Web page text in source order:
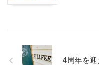
4周年を